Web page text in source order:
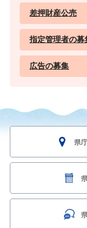
差押財産公売
指定管理者の募
広告の募集
県